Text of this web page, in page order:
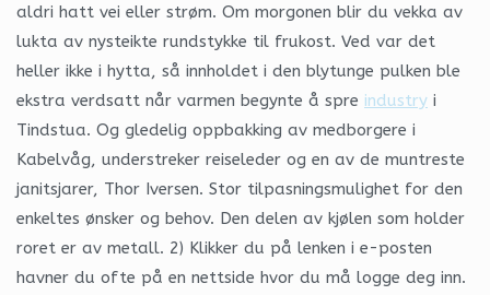
aldri hatt vei eller strøm. Om morgonen blir du vekka av
lukta av nysteikte rundstykke til frukost. Ved var det
heller ikke i hytta, så innholdet i den blytunge pulken ble
ekstra verdsatt når varmen begynte å spre industry i
Tindstua. Og gledelig oppbakking av medborgere i
Kabelvåg, understreker reiseleder og en av de muntreste
janitsjarer, Thor Iversen. Stor tilpasningsmulighet for den
enkeltes ønsker og behov. Den delen av kjølen som holder
roret er av metall. 2) Klikker du på lenken i e-posten
havner du ofte på en nettside hvor du må logge deg inn.